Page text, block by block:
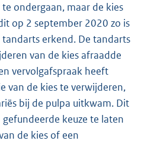
ondergaan, maar de kies
op 2 september 2020 zo is
erkend. De tandarts
van de kies afraadde
vervolgafspraak heeft
van de kies te verwijderen,
bij de pulpa uitkwam. Dit
keuze te laten
de kies of een